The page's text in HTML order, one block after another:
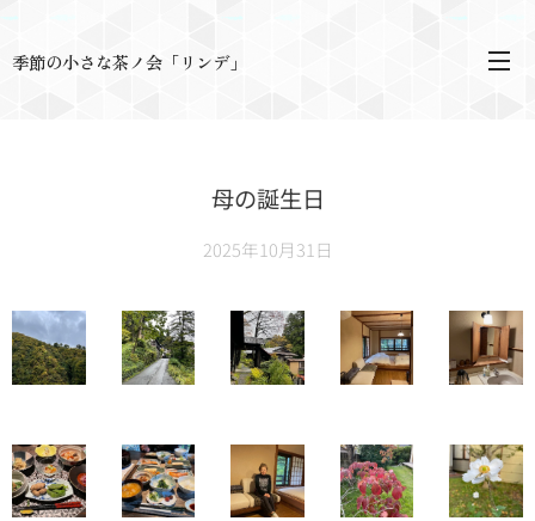
季節の小さな茶ノ会「リンデ」
母の誕生日
2025年10月31日